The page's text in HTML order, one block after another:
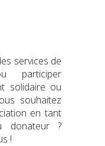
services de
participer
solidaire ou
souhaitez
en tant
donateur ?
!